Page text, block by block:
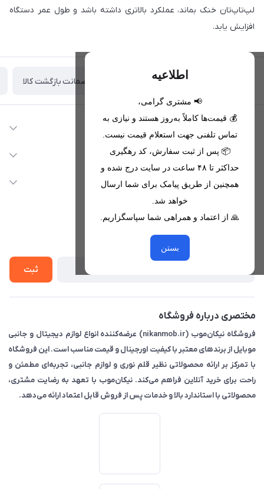
لپ‌تاپ‌تان خنک بماند، عملکرد بالاتری داشته باشد و طول عمر دستگاه
افزایش یابد.
اطلاعیه
📢 مشتری گرامی،
💰 قیمت‌ها کاملاً به‌روز هستند و نیازی به
تماس تلفنی جهت استعلام قیمت نیست.
📦 پس از ثبت سفارش، کد رهگیری
حداکثر تا ۴۸ ساعت در سایت درج شده و
همچنین از طریق پیامک برای شما ارسال
خواهد شد.
🙏 از اعتماد و همراهی شما سپاسگزاریم.
بستن
تحویل اکسپرس(با هماهنگی) ضمانت بازگشت کالا
اطلاعات تماس
09221680256 - 09373782289
nikanmobstore@gmail.com
هرمزگان، بندرخمیر، شهرک رودبار
دسترسی سریع
لیست محصولات
خدمات مشتریان
حریم خصوصی
از جدید‌ترین تخفیف‌ها با‌ خبر شوید
ثبت
مختصری درباره فروشگاه
فروشگاه نیکان‌موب (nikanmob.ir) عرضه‌کننده انواع لوازم دیجیتال و جانبی
موبایل از برندهای معتبر با کیفیت اورجینال و قیمت مناسب است. این فروشگاه
با تمرکز بر ارائه محصولاتی نظیر قلم نوری و لوازم جانبی، تجربه‌ای مطمئن و
راحت برای خرید آنلاین فراهم می‌کند. نیکان‌موب با تعهد به رضایت مشتری،
محصولاتی با استاندارد بالا و خدمات پس از فروش قابل اعتماد ارائه می‌دهد.